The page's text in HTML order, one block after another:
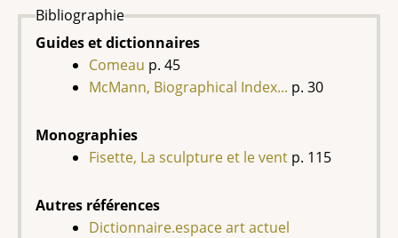
Bibliographie
Guides et dictionnaires
Comeau p. 45
McMann, Biographical Index... p. 30
Monographies
Fisette, La sculpture et le vent p. 115
Autres références
Dictionnaire.espace art actuel